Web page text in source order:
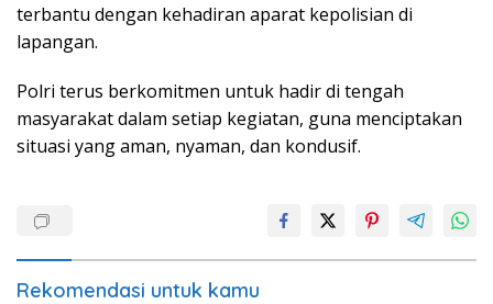
terbantu dengan kehadiran aparat kepolisian di
lapangan.
Polri terus berkomitmen untuk hadir di tengah
masyarakat dalam setiap kegiatan, guna menciptakan
situasi yang aman, nyaman, dan kondusif.
Rekomendasi untuk kamu